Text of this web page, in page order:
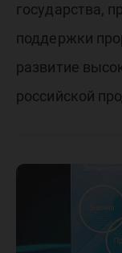
государства,
поддержки
развитие
российской